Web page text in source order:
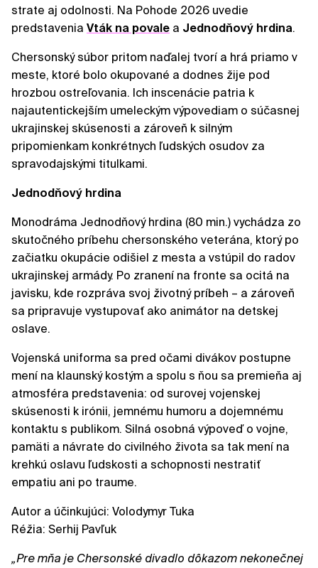
strate aj odolnosti. Na Pohode 2026 uvedie
predstavenia Vták na povale a Jednodňový hrdina.
Chersonský súbor pritom naďalej tvorí a hrá priamo v
meste, ktoré bolo okupované a dodnes žije pod
hrozbou ostreľovania. Ich inscenácie patria k
najautentickejším umeleckým výpovediam o súčasnej
ukrajinskej skúsenosti a zároveň k silným
pripomienkam konkrétnych ľudských osudov za
spravodajskými titulkami.
Jednodňový hrdina
Monodráma Jednodňový hrdina (80 min.) vychádza zo
skutočného príbehu chersonského veterána, ktorý po
začiatku okupácie odišiel z mesta a vstúpil do radov
ukrajinskej armády. Po zranení na fronte sa ocitá na
javisku, kde rozpráva svoj životný príbeh – a zároveň
sa pripravuje vystupovať ako animátor na detskej
oslave.
Vojenská uniforma sa pred očami divákov postupne
mení na klaunský kostým a spolu s ňou sa premieňa aj
atmosféra predstavenia: od surovej vojenskej
skúsenosti k irónii, jemnému humoru a dojemnému
kontaktu s publikom. Silná osobná výpoveď o vojne,
pamäti a návrate do civilného života sa tak mení na
krehkú oslavu ľudskosti a schopnosti nestratiť
empatiu ani po traume.
Autor a účinkujúci: Volodymyr Tuka
Réžia: Serhij Pavľuk
„Pre mňa je Chersonské divadlo dôkazom nekonečnej